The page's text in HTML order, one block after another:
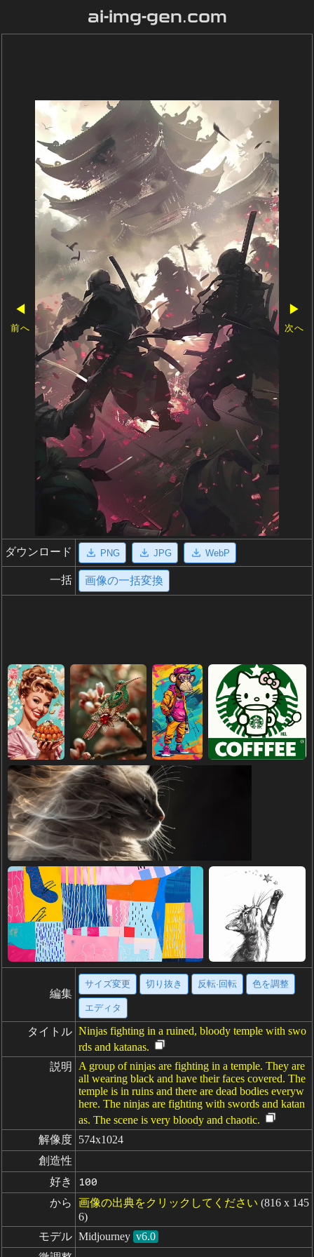
ai-img-gen.com
◀
前へ
▶
次へ
ダウンロード PNG JPG WebP
一括 画像の一括変換
編集
サイズ変更 切り抜き 反転·回転 色を調整
エディタ
タイトル Ninjas fighting in a ruined, bloody temple with swo
rds and katanas.
説明
A group of ninjas are fighting in a temple. They are
all wearing black and have their faces covered. The
temple is in ruins and there are dead bodies everyw
here. The ninjas are fighting with swords and katan
as. The scene is very bloody and chaotic.
解像度 574x1024
創造性
好き
100
から 画像の出典をクリックしてください (816 x 145
6)
モデル Midjourney v6.0